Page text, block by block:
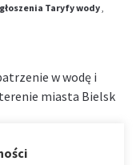
Taryfy wody,
w wodę i
miasta Bielsk